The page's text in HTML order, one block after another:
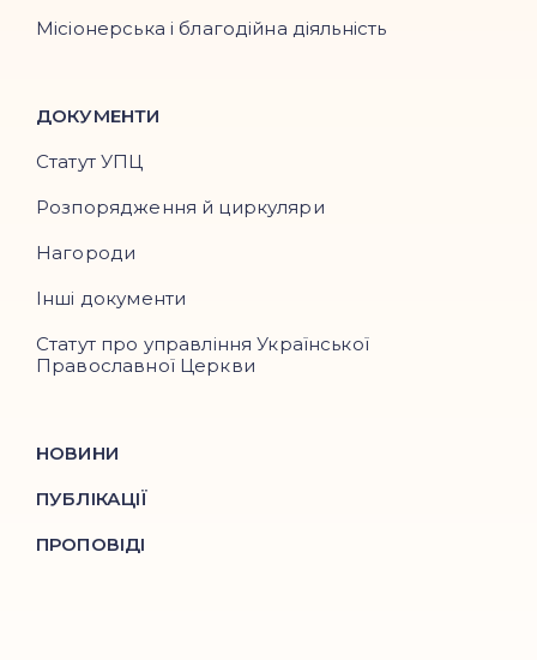
Місіонерська і благодійна діяльність
ДОКУМЕНТИ
Статут УПЦ
Розпорядження й циркуляри
Нагороди
Інші документи
Статут про управління Української
Православної Церкви
НОВИНИ
ПУБЛІКАЦІЇ
ПРОПОВІДІ